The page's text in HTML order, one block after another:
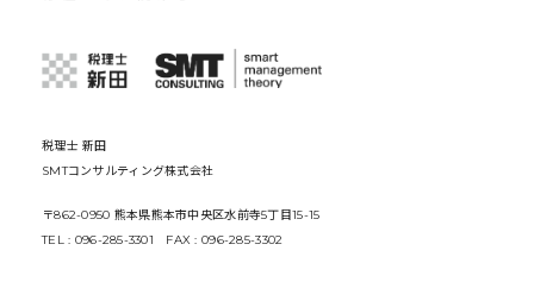
税理士 新田
SMTコンサルティング株式会社
〒862-0950 熊本県熊本市中央区水前寺5丁目15-15
TEL : 096-285-3301 FAX : 096-285-3302